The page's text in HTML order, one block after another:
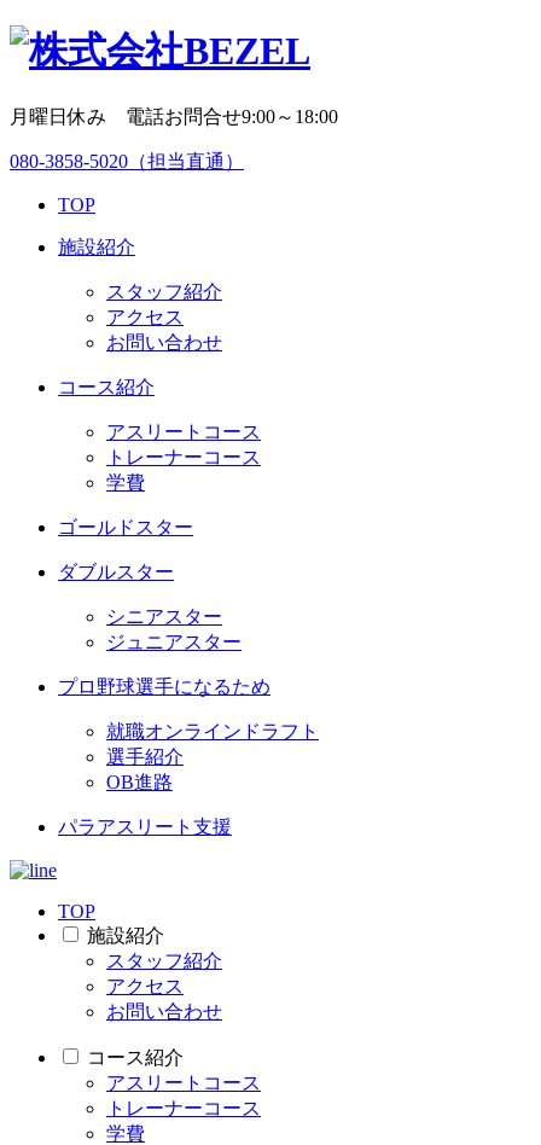
月曜日休み 電話お問合せ9:00～18:00
080-3858-5020 （担当直通）
TOP
施設紹介
スタッフ紹介
アクセス
お問い合わせ
コース紹介
アスリートコース
トレーナーコース
学費
ゴールドスター
ダブルスター
シニアスター
ジュニアスター
プロ野球選手になるため
就職オンラインドラフト
選手紹介
OB進路
パラアスリート支援
TOP
施設紹介
スタッフ紹介
アクセス
お問い合わせ
コース紹介
アスリートコース
トレーナーコース
学費